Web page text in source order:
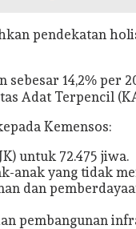
pendekatan
sebesar 14,2%
Adat Terpencil
Kemensos:
untuk 72.475 jiwa.
anak yang tidak
dan
pembangunan